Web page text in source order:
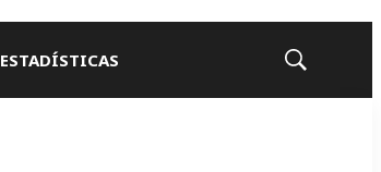
ESTADÍSTICAS
Mostrar